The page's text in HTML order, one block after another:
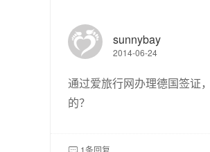
sunnybay
2014-06-24
通过爱旅行网办理德国签证
的？
1条回复